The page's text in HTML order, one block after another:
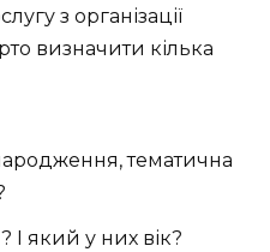
з організації
визначити кілька
тематична
І який у них вік?